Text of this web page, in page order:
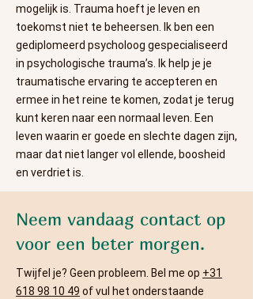
mogelijk is. Trauma hoeft je leven en
toekomst niet te beheersen. Ik ben een
gediplomeerd psycholoog gespecialiseerd
in psychologische trauma’s. Ik help je je
traumatische ervaring te accepteren en
ermee in het reine te komen, zodat je terug
kunt keren naar een normaal leven. Een
leven waarin er goede en slechte dagen zijn,
maar dat niet langer vol ellende, boosheid
en verdriet is.
Neem vandaag contact op
voor een beter morgen.
Twijfel je? Geen probleem. Bel me op +31
618 98 10 49 of vul het onderstaande